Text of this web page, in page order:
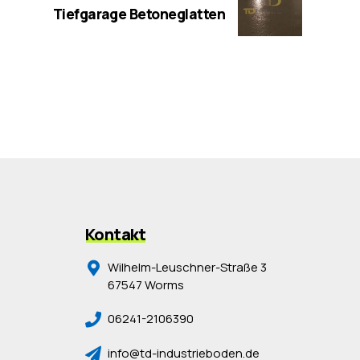
Tiefgarage Betoneglatten
Kontakt
Wilhelm-Leuschner-Straße 3
67547 Worms
06241-2106390
info@td-industrieboden.de